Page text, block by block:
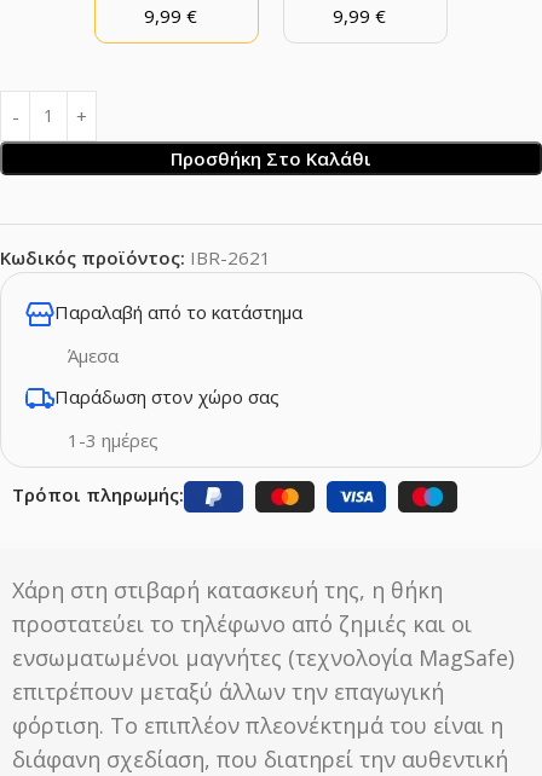
9,99 €
9,99 €
Προσθήκη Στο Καλάθι
Κωδικός προϊόντος: IBR-2621
Παραλαβή από το κατάστημα
Άμεσα
Παράδωση στον χώρο σας
1-3 ημέρες
Τρόποι πληρωμής:
Χάρη στη στιβαρή κατασκευή της, η θήκη
προστατεύει το τηλέφωνο από ζημιές και οι
ενσωματωμένοι μαγνήτες (τεχνολογία MagSafe)
επιτρέπουν μεταξύ άλλων την επαγωγική
φόρτιση. Το επιπλέον πλεονέκτημά του είναι η
διάφανη σχεδίαση, που διατηρεί την αυθεντική